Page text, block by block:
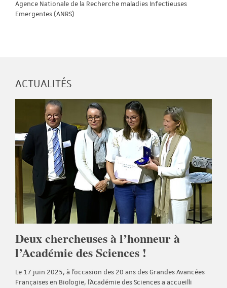
Agence Nationale de la Recherche maladies Infectieuses
Emergentes (ANRS)
ACTUALITÉS
Deux chercheuses à l’honneur à
l’Académie des Sciences !
Le 17 juin 2025, à l’occasion des 20 ans des Grandes Avancées
Françaises en Biologie, l’Académie des Sciences a accueilli